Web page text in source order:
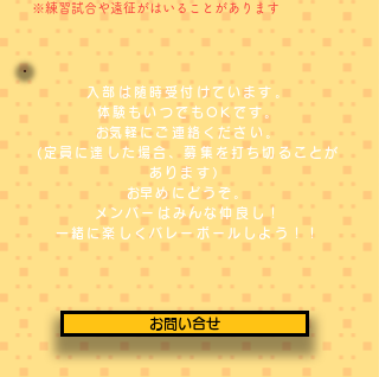
※練習試合や遠征がはいることがあります
入部は随時受付けています。
体験もいつでもOKです。
​お気軽にご連絡ください。
(定員に達した場合、募集を打ち切ることが
あります）
​お早めにどうぞ。
メンバーはみんな仲良し！
一緒に楽しくバレーボールしよう！！
お問い合せ